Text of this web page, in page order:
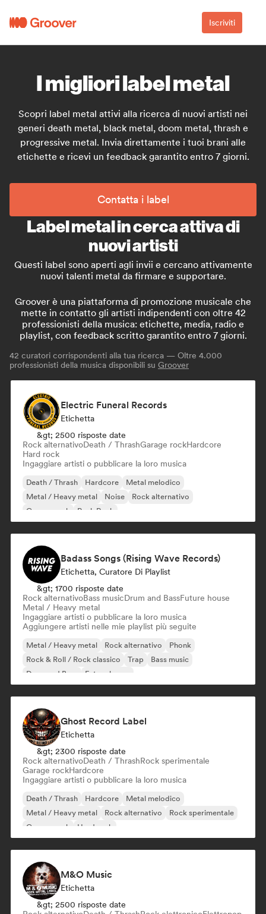
Iscriviti
I migliori label metal
Scopri label metal attivi alla ricerca di nuovi artisti nei
generi death metal, black metal, doom metal, thrash e
progressive metal. Invia direttamente i tuoi brani alle
etichette e ricevi un feedback garantito entro 7 giorni.
Contatta i label
Label metal in cerca attiva di
nuovi artisti
Questi label sono aperti agli invii e cercano attivamente
nuovi talenti metal da firmare e supportare.
Groover è una piattaforma di promozione musicale che
mette in contatto gli artisti indipendenti con oltre 42
professionisti della musica: etichette, media, radio e
playlist, con feedback scritto garantito entro 7 giorni.
42 curatori corrispondenti alla tua ricerca — Oltre 4.000
professionisti della musica disponibili su Groover
Electric Funeral Records
Etichetta
&gt; 2500 risposte date
Rock alternativoDeath / ThrashGarage rockHardcore
Hard rock
Ingaggiare artisti o pubblicare la loro musica
Death / Thrash Hardcore
Metal melodico
Metal / Heavy metal
Noise
Rock alternativo
Garage rock
Punk Rock
Badass Songs (Rising Wave Records)
Etichetta, Curatore Di Playlist
&gt; 1700 risposte date
Rock alternativoBass musicDrum and BassFuture house
Metal / Heavy metal
Ingaggiare artisti o pubblicare la loro musica
Aggiungere artisti nelle mie playlist più seguite
Metal / Heavy metal Rock alternativo
Phonk
Rock & Roll / Rock classico
Trap
Bass music
Drum and Bass
Future house
Ghost Record Label
Etichetta
&gt; 2300 risposte date
Rock alternativoDeath / ThrashRock sperimentale
Garage rockHardcore
Ingaggiare artisti o pubblicare la loro musica
Death / Thrash Hardcore
Metal melodico
Metal / Heavy metal
Rock alternativo
Rock sperimentale
Garage rock
Hard rock
M&O Music
Etichetta
&gt; 2500 risposte date